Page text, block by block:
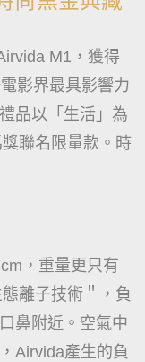
M1，獲得
影界最具影響力
品以「生活」為
聯名限量款。時
，重量更只有
離子技術＂，負
鼻附近。空氣中
Airvida產生的負